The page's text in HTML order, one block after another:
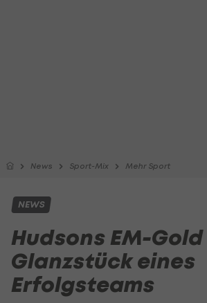
News Sport-Mix Mehr Sport
NEWS
Hudsons EM-
Glanzstück eines
Erfolgsteams